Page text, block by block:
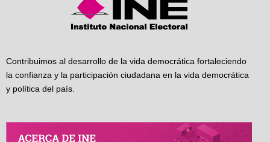
Contribuimos al desarrollo de la vida democrática fortaleciendo
la confianza y la participación ciudadana en la vida democrática
y política del país.